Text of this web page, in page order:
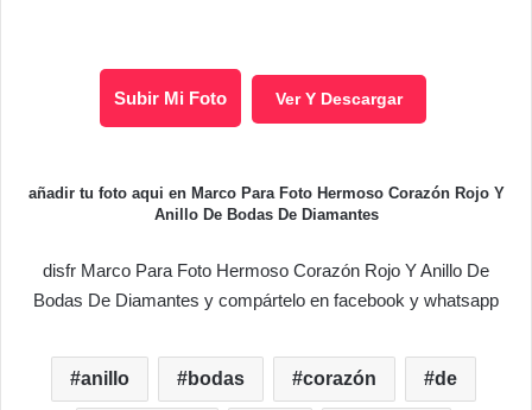
Subir Mi Foto Ver Y Descargar
añadir tu foto aqui en Marco Para Foto Hermoso Corazón Rojo Y
Anillo De Bodas De Diamantes
disfr Marco Para Foto Hermoso Corazón Rojo Y Anillo De
Bodas De Diamantes y compártelo en facebook y whatsapp
anillo bodas corazón de